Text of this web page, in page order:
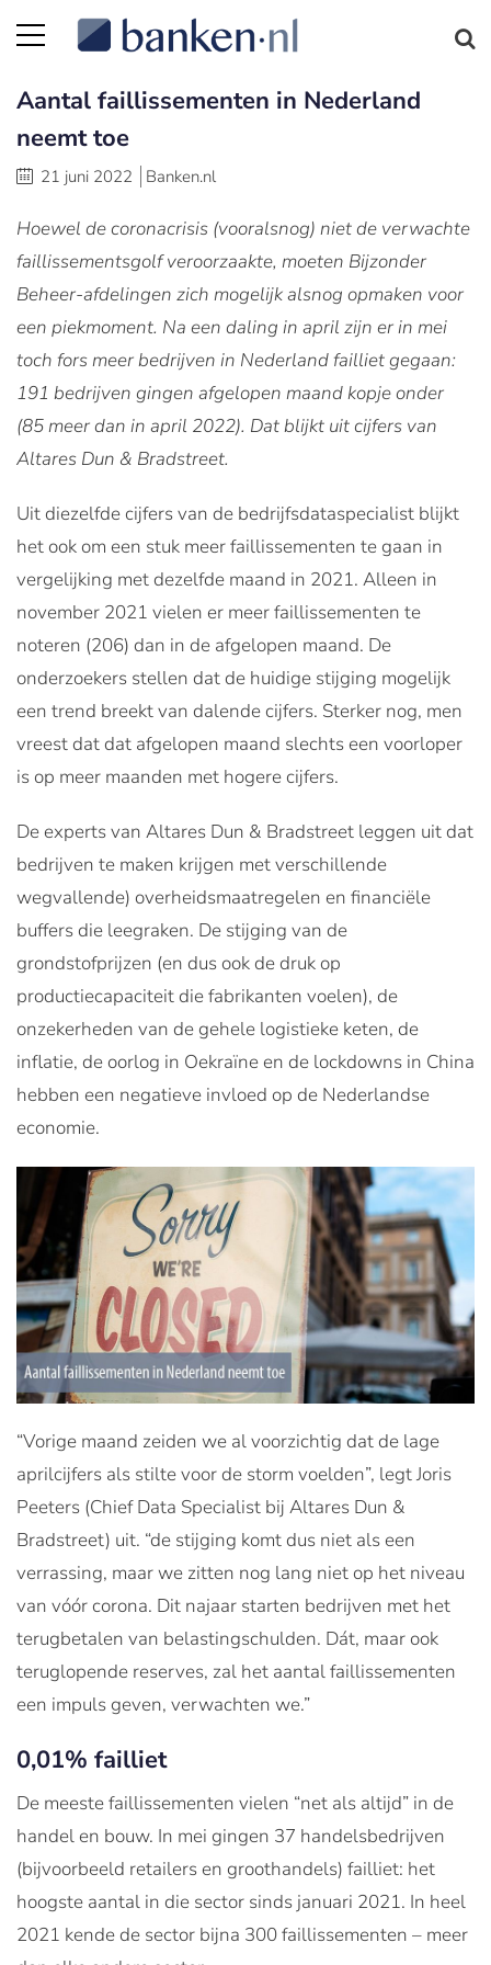
Aantal faillissementen in Nederland
neemt toe
21 juni 2022 Banken.nl
Hoewel de coronacrisis (vooralsnog) niet de verwachte
faillissementsgolf veroorzaakte, moeten Bijzonder
Beheer-afdelingen zich mogelijk alsnog opmaken voor
een piekmoment. Na een daling in april zijn er in mei
toch fors meer bedrijven in Nederland failliet gegaan:
191 bedrijven gingen afgelopen maand kopje onder
(85 meer dan in april 2022). Dat blijkt uit cijfers van
Altares Dun & Bradstreet.
Uit diezelfde cijfers van de bedrijfsdataspecialist blijkt
het ook om een stuk meer faillissementen te gaan in
vergelijking met dezelfde maand in 2021. Alleen in
november 2021 vielen er meer faillissementen te
noteren (206) dan in de afgelopen maand. De
onderzoekers stellen dat de huidige stijging mogelijk
een trend breekt van dalende cijfers. Sterker nog, men
vreest dat dat afgelopen maand slechts een voorloper
is op meer maanden met hogere cijfers.
De experts van Altares Dun & Bradstreet leggen uit dat
bedrijven te maken krijgen met verschillende
wegvallende) overheidsmaatregelen en financiële
buffers die leegraken. De stijging van de
grondstofprijzen (en dus ook de druk op
productiecapaciteit die fabrikanten voelen), de
onzekerheden van de gehele logistieke keten, de
inflatie, de oorlog in Oekraïne en de lockdowns in China
hebben een negatieve invloed op de Nederlandse
economie.
“Vorige maand zeiden we al voorzichtig dat de lage
aprilcijfers als stilte voor de storm voelden”, legt Joris
Peeters (Chief Data Specialist bij Altares Dun &
Bradstreet) uit. “de stijging komt dus niet als een
verrassing, maar we zitten nog lang niet op het niveau
van vóór corona. Dit najaar starten bedrijven met het
terugbetalen van belastingschulden. Dát, maar ook
teruglopende reserves, zal het aantal faillissementen
een impuls geven, verwachten we.”
0,01% failliet
De meeste faillissementen vielen “net als altijd” in de
handel en bouw. In mei gingen 37 handelsbedrijven
(bijvoorbeeld retailers en groothandels) failliet: het
hoogste aantal in die sector sinds januari 2021. In heel
2021 kende de sector bijna 300 faillissementen – meer